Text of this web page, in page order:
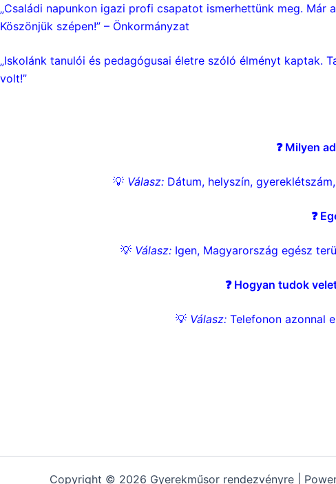
„Családi napunkon igazi profi csapatot ismerhettünk meg.
Köszönjük szépen!” – Önkormányzat
„Iskolánk tanulói és pedagógusai életre szóló élményt kaptak.
volt!”
❓ Milyen
💡 Válasz: Dátum, helyszín,
❓
💡 Válasz: Igen, Magyarország egész
❓ Hogyan tudok
💡 Válasz:Telefonon azonnal
Copyright © 2026 Gyerekműsor rendezvényre |